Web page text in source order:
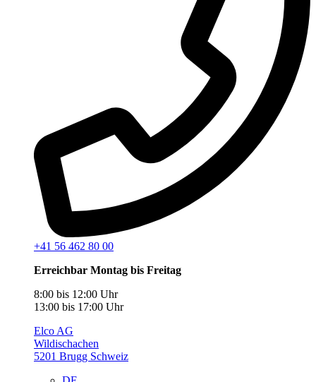
+41 56 462 80 00
Erreichbar Montag bis Freitag
8:00 bis 12:00 Uhr
13:00 bis 17:00 Uhr
Elco AG
Wildischachen
5201 Brugg Schweiz